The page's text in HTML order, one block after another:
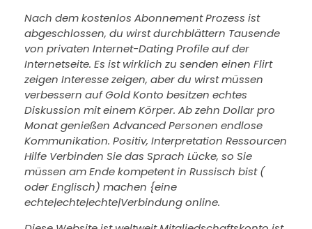
Nach dem kostenlos Abonnement Prozess ist
abgeschlossen, du wirst durchblättern Tausende
von privaten Internet-Dating Profile auf der
Internetseite. Es ist wirklich zu senden einen Flirt
zeigen Interesse zeigen, aber du wirst müssen
verbessern auf Gold Konto besitzen echtes
Diskussion mit einem Körper. Ab zehn Dollar pro
Monat genießen Advanced Personen endlose
Kommunikation. Positiv, Interpretation Ressourcen
Hilfe Verbinden Sie das Sprach Lücke, so Sie
müssen am Ende kompetent in Russisch bist (
oder Englisch) machen {eine
echte|echte|echte|Verbindung online.